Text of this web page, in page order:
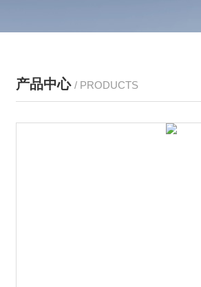
产品中心 / PRODUCTS